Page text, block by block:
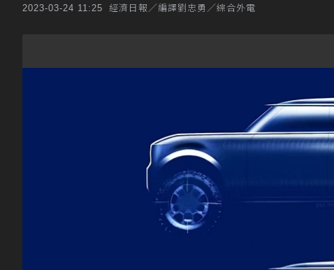
2023-03-24 11:25 經濟日報／編譯劉忠勇／綜合外電